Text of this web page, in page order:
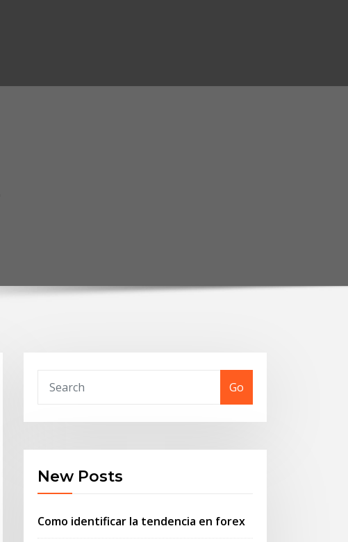
Go
New Posts
Como identificar la tendencia en forex